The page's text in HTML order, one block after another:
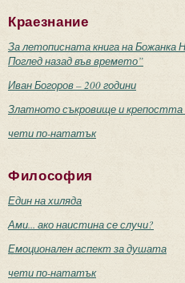
Краезнание
За летописната книга на Божанка
Поглед назад във времето”
Иван Богоров – 200 години
Златното съкровище и крепостта
чети по-нататък
Философия
Един на хиляда
Ами... ако наистина се случи?
Емоционален аспект за душата
чети по-нататък